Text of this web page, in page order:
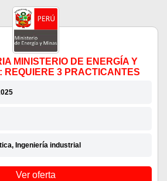
MINISTERIO DE ENERGÍA Y
REQUIERE 3 PRACTICANTES
Ingeniería industrial
Ver oferta